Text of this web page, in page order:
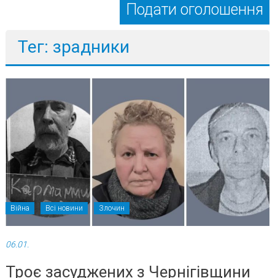
Подати оголошення
Тег: зрадники
Війна Всі новини Злочин
06.01.
Троє засуджених з Чернігівщини